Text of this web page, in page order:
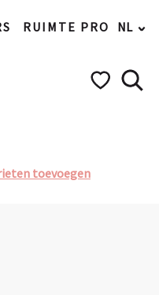
RUIMTE PRO NL
toevoegen